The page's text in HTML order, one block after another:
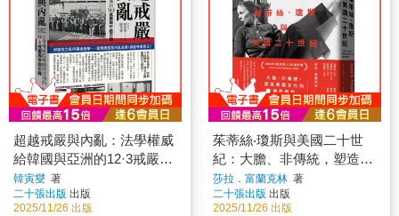
超越戒嚴與內亂：法學權威
給韓國與亞洲的12·3戒嚴周
年啟示錄
韓寅燮 著
二十張出版 出版
2025/11/26 出版
茱蒂絲‧瓊斯與美國二十世
紀：大膽、非傳統，塑造美
國文化的傳奇編輯
莎拉．富蘭克林 著
二十張出版 出版
2025/11/26 出版